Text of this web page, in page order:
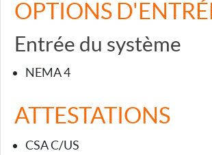
OPTIONS
Entrée du système
NEMA 4
ATTESTATIONS
CSA C/US